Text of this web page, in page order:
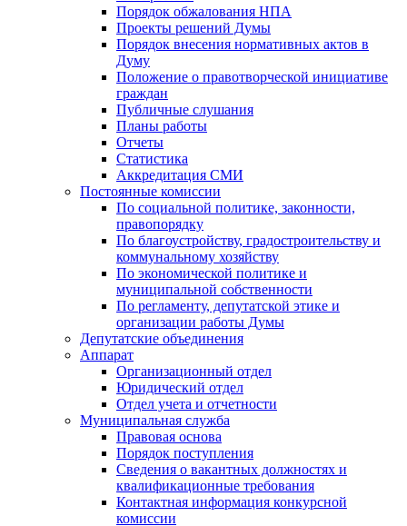
Порядок обжалования НПА
Проекты решений Думы
Порядок внесения нормативных актов в
Думу
Положение о правотворческой инициативе
граждан
Публичные слушания
Планы работы
Отчеты
Статистика
Аккредитация СМИ
Постоянные комиссии
По социальной политике, законности,
правопорядку
По благоустройству, градостроительству и
коммунальному хозяйству
По экономической политике и
муниципальной собственности
По регламенту, депутатской этике и
организации работы Думы
Депутатские объединения
Аппарат
Организационный отдел
Юридический отдел
Отдел учета и отчетности
Муниципальная служба
Правовая основа
Порядок поступления
Сведения о вакантных должностях и
квалификационные требования
Контактная информация конкурсной
комиссии